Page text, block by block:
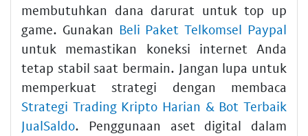
membutuhkan dana darurat untuk top up
game. Gunakan Beli Paket Telkomsel Paypal
untuk memastikan koneksi internet Anda
tetap stabil saat bermain. Jangan lupa untuk
memperkuat strategi dengan membaca
Strategi Trading Kripto Harian & Bot Terbaik
JualSaldo. Penggunaan aset digital dalam